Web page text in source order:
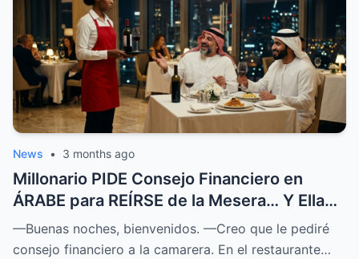
News • 3 months ago
Millonario PIDE Consejo Financiero en
ÁRABE para REÍRSE de la Mesera… Y Ella
SOPRENDIÓ a Todos
—Buenas noches, bienvenidos. —Creo que le pediré
consejo financiero a la camarera. En el restaurante…